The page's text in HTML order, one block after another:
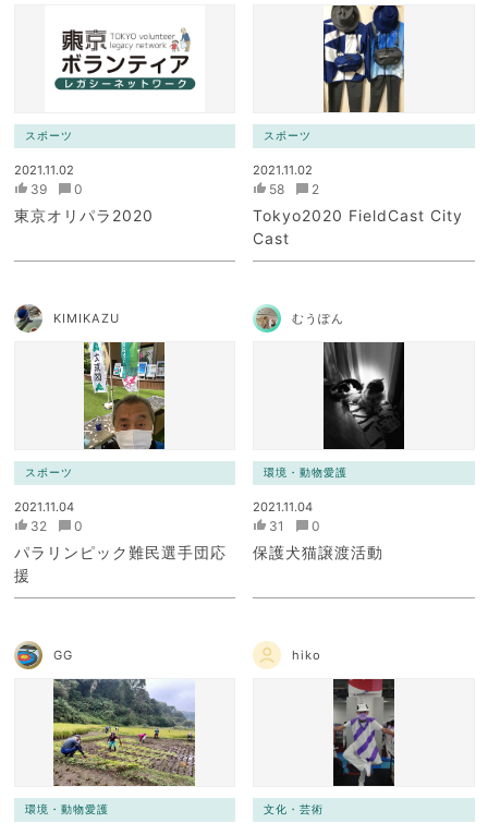
スポーツ
2021.11.02
39 0
東京オリパラ2020
スポーツ
2021.11.02
58 2
Tokyo2020 FieldCast City
Cast
KIMIKAZU
スポーツ
2021.11.04
32 0
パラリンピック難民選手団応
援
むうぽん
環境・動物愛護
2021.11.04
31 0
保護犬猫譲渡活動
GG
環境・動物愛護
hiko
文化・芸術